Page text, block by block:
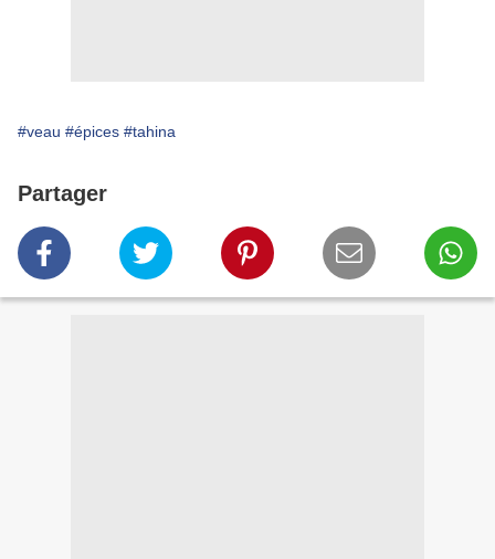
#veau #épices #tahina
Partager